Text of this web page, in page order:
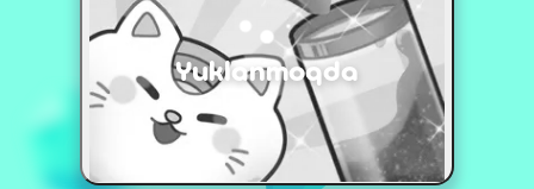
Yuklanmoqda